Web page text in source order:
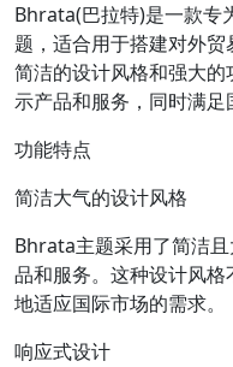
Bhrata(巴拉特)是一款专
题，适合用于搭建对外
简洁的设计风格和强大
示产品和服务，同时满足
功能特点
简洁大气的设计风格
Bhrata主题采用了简洁
品和服务。这种设计风
地适应国际市场的需求。
响应式设计